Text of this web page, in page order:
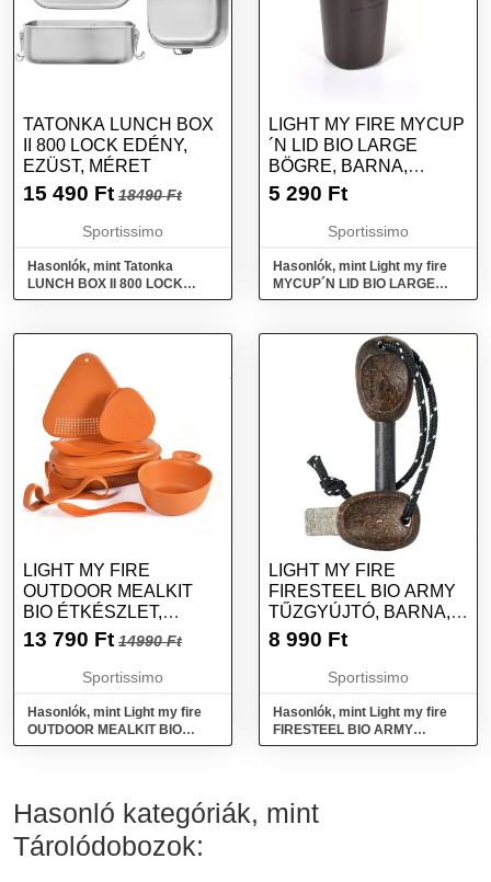
TATONKA LUNCH BOX
II 800 LOCK EDÉNY,
EZÜST, MÉRET
15 490 Ft 18490 Ft
Sportissimo
Hasonlók, mint Tatonka
LUNCH BOX II 800 LOCK
Edény, ezüst, méret
LIGHT MY FIRE MYCUP
´N LID BIO LARGE
BÖGRE, BARNA,
MÉRET
5 290 Ft
Sportissimo
Hasonlók, mint Light my fire
MYCUP´N LID BIO LARGE
Bögre, barna, méret
LIGHT MY FIRE
OUTDOOR MEALKIT
BIO ÉTKÉSZLET,
NARANCSSÁRGA,
13 790 Ft 14990 Ft
Sportissimo
Hasonlók, mint Light my fire
OUTDOOR MEALKIT BIO
Étkészlet, narancssárga,
LIGHT MY FIRE
FIRESTEEL BIO ARMY
TŰZGYÚJTÓ, BARNA,
MÉRET
8 990 Ft
Sportissimo
Hasonlók, mint Light my fire
FIRESTEEL BIO ARMY
Tűzgyújtó, barna, méret
Hasonló kategóriák, mint
Tárolódobozok: